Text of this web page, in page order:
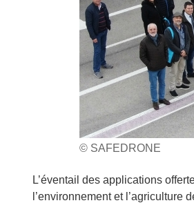
© SAFEDRONE
L’éventail des applications
l’environnement et